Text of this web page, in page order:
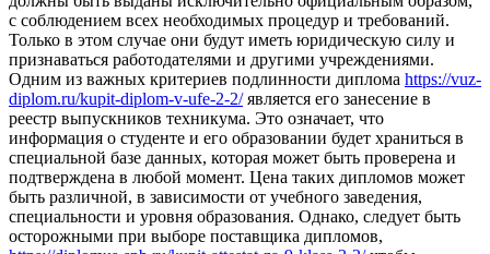
с соблюдением всех необходимых процедур и требований.
Только в этом случае они будут иметь юридическую силу и
признаваться работодателями и другими учреждениями.
Одним из важных критериев подлинности диплома https://vuz-
diplom.ru/kupit-diplom-v-ufe-2-2/является его занесение в
реестр выпускников техникума. Это означает, что
информация о студенте и его образовании будет храниться в
специальной базе данных, которая может быть проверена и
подтверждена в любой момент. Цена таких дипломов может
быть различной, в зависимости от учебного заведения,
специальности и уровня образования. Однако, следует быть
осторожными при выборе поставщика дипломов,